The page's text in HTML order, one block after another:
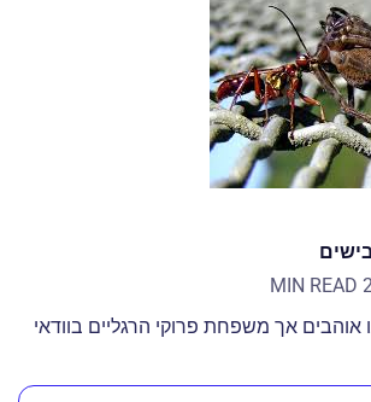
2
אוהבים אך משפחת פרוקי הרגליים בוודאי